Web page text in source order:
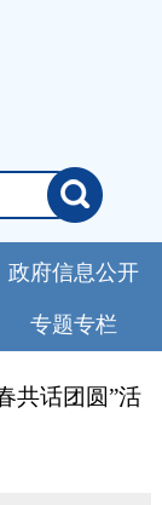
政府信息公开
专题专栏
共话团圆”活